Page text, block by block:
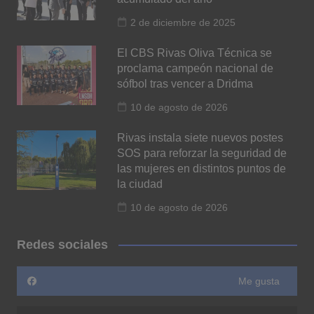
2 de diciembre de 2025
El CBS Rivas Oliva Técnica se
proclama campeón nacional de
sófbol tras vencer a Dridma
10 de agosto de 2026
Rivas instala siete nuevos postes
SOS para reforzar la seguridad de
las mujeres en distintos puntos de
la ciudad
10 de agosto de 2026
Redes sociales
Me gusta